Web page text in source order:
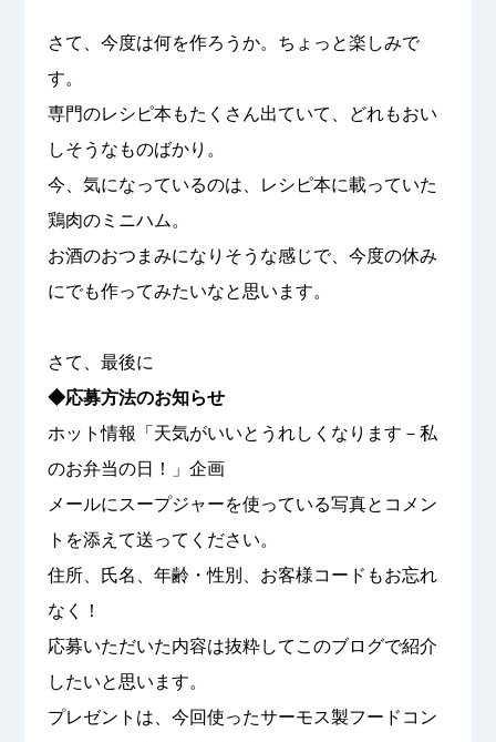
さて、今度は何を作ろうか。ちょっと楽しみで
す。
専門のレシピ本もたくさん出ていて、どれもおい
しそうなものばかり。
今、気になっているのは、レシピ本に載っていた
鶏肉のミニハム。
お酒のおつまみになりそうな感じで、今度の休み
にでも作ってみたいなと思います。
さて、最後に
◆応募方法のお知らせ
ホット情報「天気がいいとうれしくなります－私
のお弁当の日！」企画
メールにスープジャーを使っている写真とコメン
トを添えて送ってください。
住所、氏名、年齢・性別、お客様コードもお忘れ
なく！
応募いただいた内容は抜粋してこのブログで紹介
したいと思います。
プレゼントは、今回使ったサーモス製フードコン